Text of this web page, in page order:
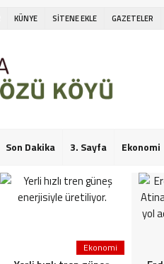
KÜNYE SİTENE EKLE GAZETELER
Son Dakika 3. Sayfa Ekonomi
Ekonomi